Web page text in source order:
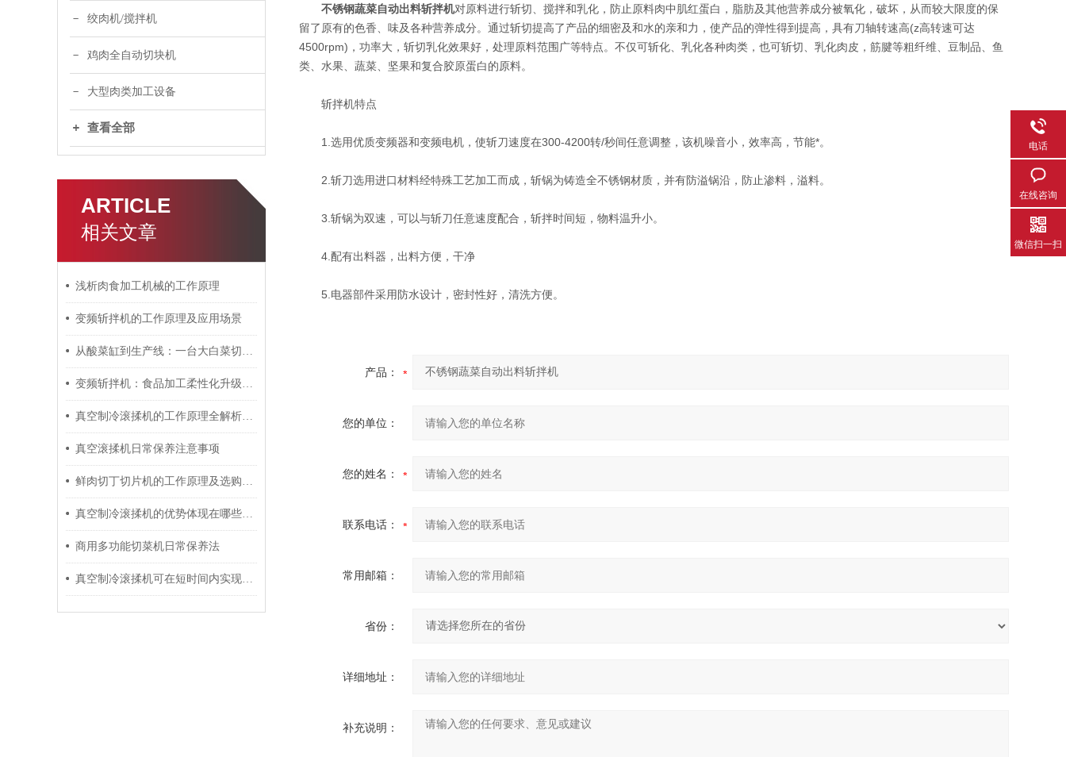
绞肉机/搅拌机
鸡肉全自动切块机
大型肉类加工设备
查看全部
ARTICLE
相关文章
浅析肉食加工机械的工作原理
变频斩拌机的工作原理及应用场景
从酸菜缸到生产线：一台大白菜切菜机的商业价值
变频斩拌机：食品加工柔性化升级的核心设备
真空制冷滚揉机的工作原理全解析：特点详细介绍
真空滚揉机日常保养注意事项
鲜肉切丁切片机的工作原理及选购注意事项
真空制冷滚揉机的优势体现在哪些方面？
商用多功能切菜机日常保养法
真空制冷滚揉机可在短时间内实现更好的腌制效果
不锈钢蔬菜自动出料斩拌机对原料进行斩切、搅拌和乳化，防止原料肉中肌红蛋白，脂肪及其他营养成分被氧化，破坏，从而较大限度的保
留了原有的色香、味及各种营养成分。通过斩切提高了产品的细密及和水的亲和力，使产品的弹性得到提高，具有刀轴转速高(z高转速可达
4500rpm)，功率大，斩切乳化效果好，处理原料范围广等特点。不仅可斩化、乳化各种肉类，也可斩切、乳化肉皮，筋腱等粗纤维、豆制品、鱼
类、水果、蔬菜、坚果和复合胶原蛋白的原料。
斩拌机特点
1.选用优质变频器和变频电机，使斩刀速度在300-4200转/秒间任意调整，该机噪音小，效率高，节能*。
2.斩刀选用进口材料经特殊工艺加工而成，斩锅为铸造全不锈钢材质，并有防溢锅沿，防止渗料，溢料。
3.斩锅为双速，可以与斩刀任意速度配合，斩拌时间短，物料温升小。
4.配有出料器，出料方便，干净
5.电器部件采用防水设计，密封性好，清洗方便。
产品：
您的单位：
您的姓名：
联系电话：
常用邮箱：
省份：
详细地址：
补充说明：
电话
在线咨询
微信扫一扫